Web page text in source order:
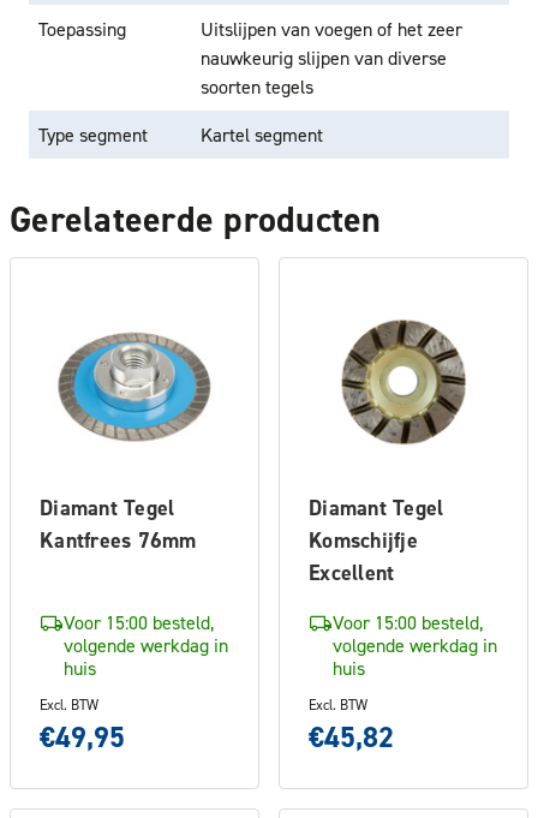
Toepassing
Uitslijpen van voegen of het zeer
nauwkeurig slijpen van diverse
soorten tegels
Type segment
Kartel segment
Gerelateerde producten
Diamant Tegel
Kantfrees 76mm
Voor 15:00 besteld,
volgende werkdag in
huis
Excl. BTW
€49,95
Diamant Tegel
Komschijfje
Excellent
Voor 15:00 besteld,
volgende werkdag in
huis
Excl. BTW
€45,82